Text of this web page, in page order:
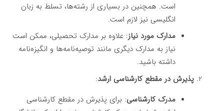
است. همچنین در بسیاری از رشته‌ها، تسلط به زبان
انگلیسی نیز لازم است.
مدارک مورد نیاز: علاوه بر مدارک تحصیلی، ممکن است
نیاز به مدارک دیگری مانند توصیه‌نامه‌ها و انگیزه‌نامه
داشته باشید.
پذیرش در مقطع کارشناسی ارشد:
مدرک کارشناسی: برای پذیرش در مقطع کارشناسی